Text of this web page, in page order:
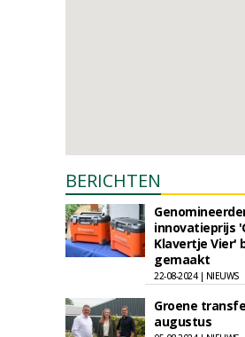
BERICHTEN
innovatieprijs
Klavertje Vier'
gemaakt
22-08-2024 | NIEUWS
Groene
augustus